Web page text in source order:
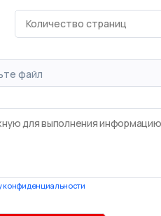
файл
конфиденциальности